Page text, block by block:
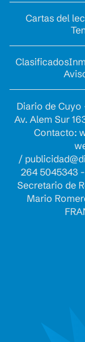
Cartas del
Clasificados
Diario de
Av. Alem Sur
Contacto:
/
264 5045343
Secretario de
Mario